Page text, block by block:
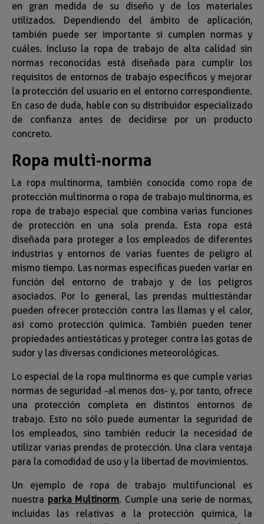
en gran medida de su diseño y de los materiales
utilizados. Dependiendo del ámbito de aplicación,
también puede ser importante si cumplen normas y
cuáles. Incluso la ropa de trabajo de alta calidad sin
normas reconocidas está diseñada para cumplir los
requisitos de entornos de trabajo específicos y mejorar
la protección del usuario en el entorno correspondiente.
En caso de duda, hable con su distribuidor especializado
de confianza antes de decidirse por un producto
concreto.
Ropa multi-norma
La ropa multinorma, también conocida como ropa de
protección multinorma o ropa de trabajo multinorma, es
ropa de trabajo especial que combina varias funciones
de protección en una sola prenda. Esta ropa está
diseñada para proteger a los empleados de diferentes
industrias y entornos de varias fuentes de peligro al
mismo tiempo. Las normas específicas pueden variar en
función del entorno de trabajo y de los peligros
asociados. Por lo general, las prendas multiestándar
pueden ofrecer protección contra las llamas y el calor,
así como protección química. También pueden tener
propiedades antiestáticas y proteger contra las gotas de
sudor y las diversas condiciones meteorológicas.
Lo especial de la ropa multinorma es que cumple varias
normas de seguridad -al menos dos- y, por tanto, ofrece
una protección completa en distintos entornos de
trabajo. Esto no sólo puede aumentar la seguridad de
los empleados, sino también reducir la necesidad de
utilizar varias prendas de protección. Una clara ventaja
para la comodidad de uso y la libertad de movimientos.
Un ejemplo de ropa de trabajo multifuncional es
nuestra parka Multinorm. Cumple una serie de normas,
incluidas las relativas a la protección química, la